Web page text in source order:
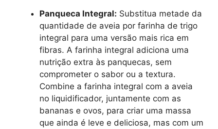
Panqueca Integral: Substitua metade da
quantidade de aveia por farinha de trigo
integral para uma versão mais rica em
fibras. A farinha integral adiciona uma
nutrição extra às panquecas, sem
comprometer o sabor ou a textura.
Combine a farinha integral com a aveia
no liquidificador, juntamente com as
bananas e ovos, para criar uma massa
que ainda é leve e deliciosa, mas com um